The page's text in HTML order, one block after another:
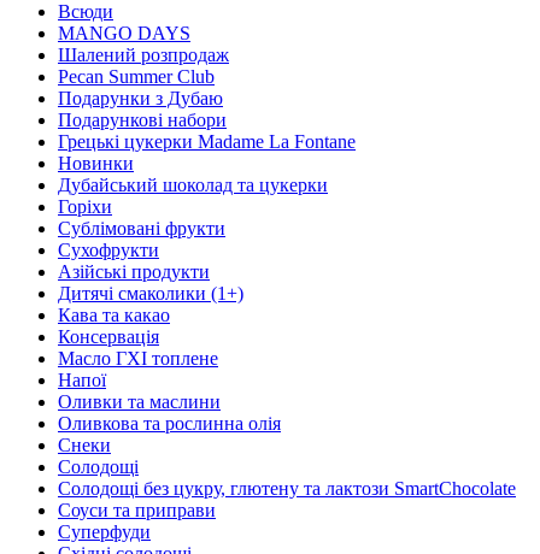
Всюди
MANGO DAYS
Шалений розпродаж
Pecan Summer Club
Подарунки з Дубаю
Подарункові набори
Грецькі цукерки Madame La Fontane
Новинки
Дубайський шоколад та цукерки
Горіхи
Сублімовані фрукти
Сухофрукти
Азійські продукти
Дитячі смаколики (1+)
Кава та какао
Консервація
Масло ГХІ топлене
Напої
Оливки та маслини
Оливкова та рослинна олія
Снеки
Солодощі
Солодощі без цукру, глютену та лактози SmartChocolate
Соуси та приправи
Суперфуди